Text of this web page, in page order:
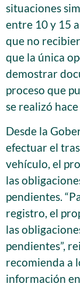
situaciones
entre 10 y 15
que no
que la única
demostrar
proceso que
se realizó
Desde la
efectuar el
vehículo, el
las
pendientes.
registro, el
las
pendientes”,
recomienda a
información